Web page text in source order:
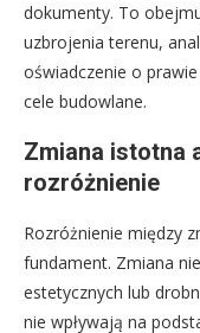
dokumenty. To
uzbrojenia terenu,
oświadczenie o
cele budowlane.
Zmiana istotna
rozróżnienie
Rozróżnienie między
fundament. Zmiana
estetycznych lub
nie wpływają na